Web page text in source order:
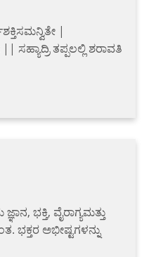
|
ಸಹ್ಯಾದ್ರಿ ತಪ್ಪಲಲ್ಲಿ ಶರಾವತಿ
ಭಕ್ತಿ, ವೈರಾಗ್ಯಮತ್ತು
ಭಕ್ತರ ಅಭೀಷ್ಟಗಳನ್ನು